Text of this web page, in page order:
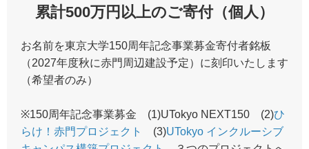
累計500万円以上のご寄付（個人）
お名前を東京大学150周年記念事業募金寄付者銘板
（2027年度秋に赤門周辺建設予定）に刻印いたします
（希望者のみ）
※150周年記念事業募金 (1)UTokyo NEXT150 (2)ひ
らけ！赤門プロジェクト
(3)UTokyo インクルーシブ